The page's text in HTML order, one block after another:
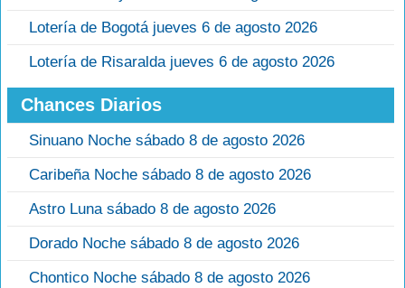
Lotería de Bogotá jueves 6 de agosto 2026
Lotería de Risaralda jueves 6 de agosto 2026
Chances Diarios
Sinuano Noche sábado 8 de agosto 2026
Caribeña Noche sábado 8 de agosto 2026
Astro Luna sábado 8 de agosto 2026
Dorado Noche sábado 8 de agosto 2026
Chontico Noche sábado 8 de agosto 2026